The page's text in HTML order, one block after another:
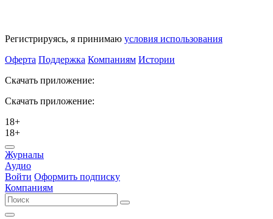
Регистрируясь, я принимаю условия использования
Оферта Поддержка Компаниям Истории
Скачать приложение:
Скачать приложение:
18+
18+
Журналы
Аудио
Войти Оформить подписку
Компаниям